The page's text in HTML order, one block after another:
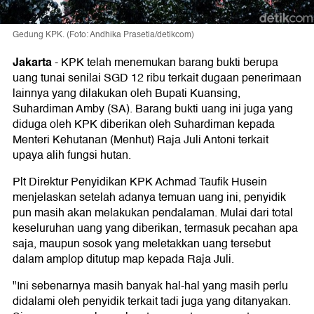
Gedung KPK. (Foto: Andhika Prasetia/detikcom)
Jakarta-KPK telah menemukan barang bukti berupa
uang tunai senilai SGD 12 ribu terkait dugaan penerimaan
lainnya yang dilakukan oleh Bupati Kuansing,
Suhardiman Amby (SA). Barang bukti uang ini juga yang
diduga oleh KPK diberikan oleh Suhardiman kepada
Menteri Kehutanan (Menhut) Raja Juli Antoni terkait
upaya alih fungsi hutan.
Plt Direktur Penyidikan KPK Achmad Taufik Husein
menjelaskan setelah adanya temuan uang ini, penyidik
pun masih akan melakukan pendalaman. Mulai dari total
keseluruhan uang yang diberikan, termasuk pecahan apa
saja, maupun sosok yang meletakkan uang tersebut
dalam amplop ditutup map kepada Raja Juli.
"Ini sebenarnya masih banyak hal-hal yang masih perlu
didalami oleh penyidik terkait tadi juga yang ditanyakan.